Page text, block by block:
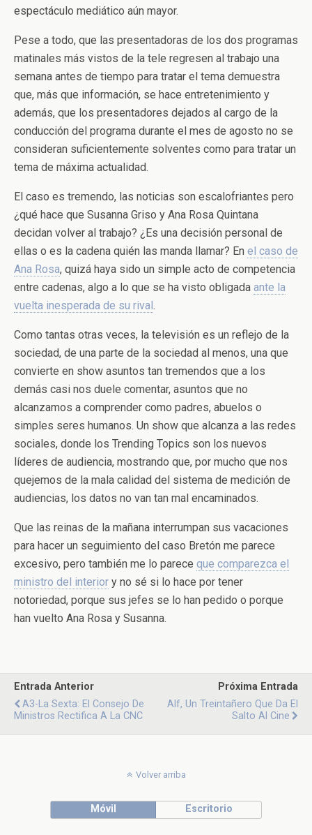
espectáculo mediático aún mayor.
Pese a todo, que las presentadoras de los dos programas
matinales más vistos de la tele regresen al trabajo una
semana antes de tiempo para tratar el tema demuestra
que, más que información, se hace entretenimiento y
además, que los presentadores dejados al cargo de la
conducción del programa durante el mes de agosto no se
consideran suficientemente solventes como para tratar un
tema de máxima actualidad.
El caso es tremendo, las noticias son escalofriantes pero
¿qué hace que Susanna Griso y Ana Rosa Quintana
decidan volver al trabajo? ¿Es una decisión personal de
ellas o es la cadena quién las manda llamar? En el caso de
Ana Rosa, quizá haya sido un simple acto de competencia
entre cadenas, algo a lo que se ha visto obligada ante la
vuelta inesperada de su rival.
Como tantas otras veces, la televisión es un reflejo de la
sociedad, de una parte de la sociedad al menos, una que
convierte en show asuntos tan tremendos que a los
demás casi nos duele comentar, asuntos que no
alcanzamos a comprender como padres, abuelos o
simples seres humanos. Un show que alcanza a las redes
sociales, donde los Trending Topics son los nuevos
líderes de audiencia, mostrando que, por mucho que nos
quejemos de la mala calidad del sistema de medición de
audiencias, los datos no van tan mal encaminados.
Que las reinas de la mañana interrumpan sus vacaciones
para hacer un seguimiento del caso Bretón me parece
excesivo, pero también me lo parece que comparezca el
ministro del interior y no sé si lo hace por tener
notoriedad, porque sus jefes se lo han pedido o porque
han vuelto Ana Rosa y Susanna.
Entrada Anterior
A3-La Sexta: El Consejo De
Ministros Rectifica A La CNC
Próxima Entrada
Alf, Un Treintañero Que Da El
Salto Al Cine
Volver arriba
Móvil Escritorio